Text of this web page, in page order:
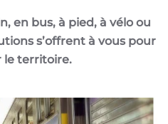
en bus, à pied, à vélo ou
s’offrent à vous pour
le territoire.